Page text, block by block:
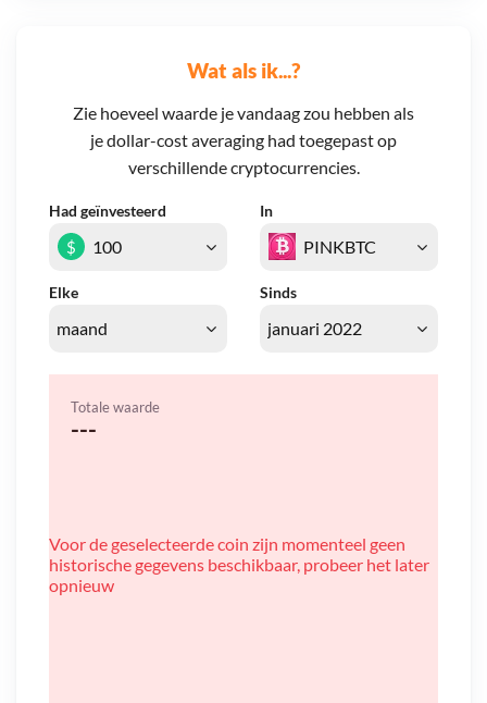
Wat als ik...?
Zie hoeveel waarde je vandaag zou hebben als
je dollar-cost averaging had toegepast op
verschillende cryptocurrencies.
Had geïnvesteerd In
Elke Sinds
$
Totale waarde
---
Voor de geselecteerde coin zijn momenteel geen
historische gegevens beschikbaar, probeer het later
opnieuw